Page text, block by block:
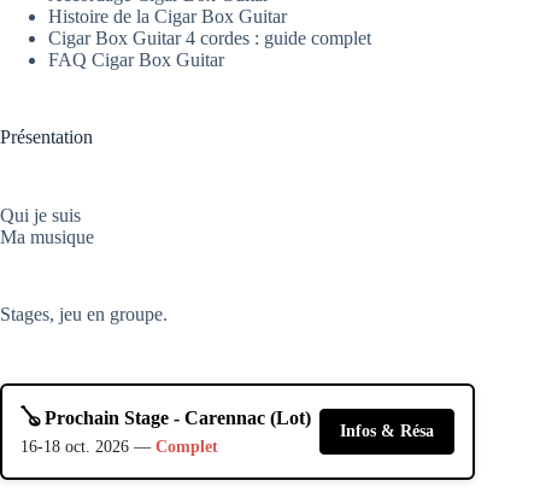
Histoire de la Cigar Box Guitar
Cigar Box Guitar 4 cordes : guide complet
FAQ Cigar Box Guitar
Présentation
Qui je suis
Ma musique
Stages, jeu en groupe.
🪕 Prochain Stage - Carennac (Lot)
16-18 oct. 2026 — Complet
Infos & Résa